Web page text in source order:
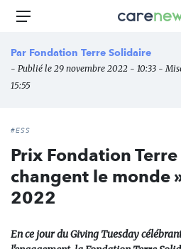
Aller
principal
Carenews,
média
des
Menu
Par Fondation Terre Solidaire
- Publié le 29 novembre 2022 - 10:33 -
15:55
#ESS
Prix Fondation
changent le monde
2022
En ce jour du Giving Tuesday